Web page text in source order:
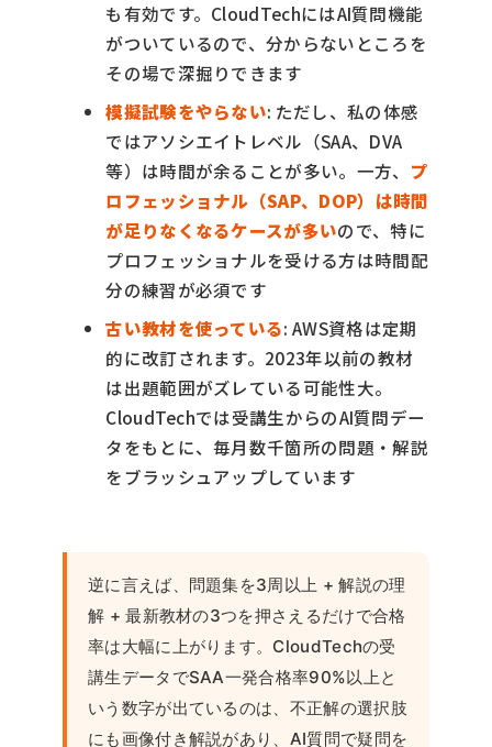
も有効です。CloudTechにはAI質問機能
がついているので、分からないところを
その場で深掘りできます
模擬試験をやらない: ただし、私の体感
ではアソシエイトレベル（SAA、DVA
等）は時間が余ることが多い。一方、 プ
ロフェッショナル（SAP、DOP）は時間
が足りなくなるケースが多いので、特に
プロフェッショナルを受ける方は時間配
分の練習が必須です
古い教材を使っている: AWS資格は定期
的に改訂されます。2023年以前の教材
は出題範囲がズレている可能性大。
CloudTechでは受講生からのAI質問デー
タをもとに、毎月数千箇所の問題・解説
をブラッシュアップしています
逆に言えば、問題集を3周以上 + 解説の理
解 + 最新教材の3つを押さえるだけで合格
率は大幅に上がります。CloudTechの受
講生データでSAA一発合格率90%以上と
いう数字が出ているのは、不正解の選択肢
にも画像付き解説があり、AI質問で疑問を